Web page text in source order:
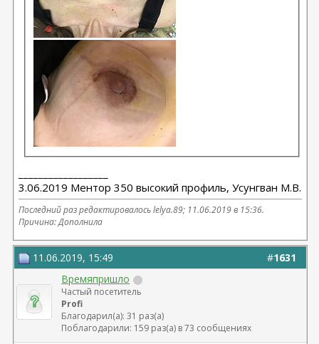
3.06.2019 Ментор 350 высокий профиль, Усунгван М.В.
Последний раз редактировалось lelya.89; 11.06.2019 в 15:36.
Причина: Дополнила
#1631
11.06.2019, 15:49
Времяпришло
Частый посетитель
Profi
Благодарил(а): 31 раз(а)
Поблагодарили: 159 раз(а) в 73 сообщениях